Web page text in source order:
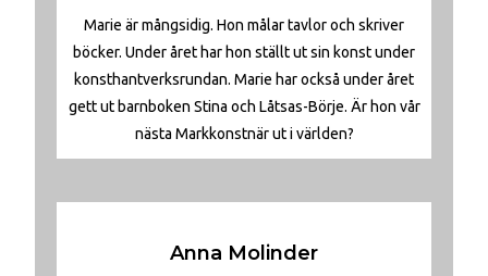
Marie är mångsidig. Hon målar tavlor och skriver
böcker. Under året har hon ställt ut sin konst under
konsthantverksrundan. Marie har också under året
gett ut barnboken Stina och Låtsas-Börje. Är hon vår
nästa Markkonstnär ut i världen?
Anna Molinder